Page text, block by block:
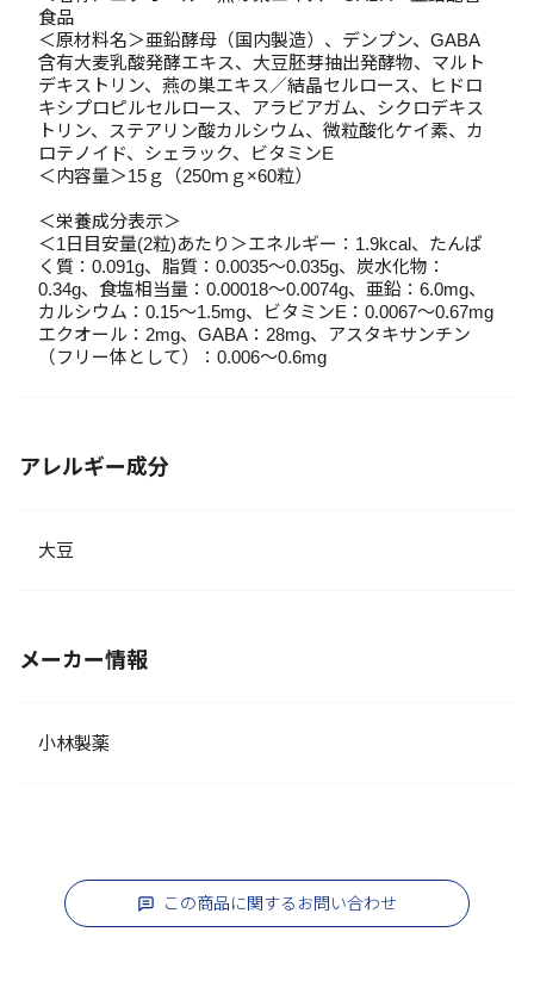
食品
＜原材料名＞亜鉛酵母（国内製造）、デンプン、GABA
含有大麦乳酸発酵エキス、大豆胚芽抽出発酵物、マルト
デキストリン、燕の巣エキス／結晶セルロース、ヒドロ
キシプロピルセルロース、アラビアガム、シクロデキス
トリン、ステアリン酸カルシウム、微粒酸化ケイ素、カ
ロテノイド、シェラック、ビタミンE
＜内容量＞15ｇ（250ｍｇ×60粒）
＜栄養成分表示＞
＜1日目安量(2粒)あたり＞エネルギー：1.9kcal、たんぱ
く質：0.091g、脂質：0.0035～0.035g、炭水化物：
0.34g、食塩相当量：0.00018～0.0074g、亜鉛：6.0mg、
カルシウム：0.15～1.5mg、ビタミンE：0.0067～0.67mg
エクオール：2mg、GABA：28mg、アスタキサンチン
（フリー体として）：0.006～0.6mg
アレルギー成分
大豆
メーカー情報
小林製薬
この商品に関するお問い合わせ